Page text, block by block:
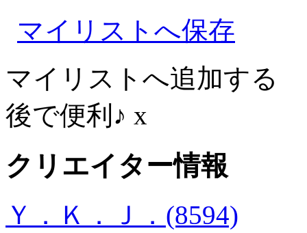
マイリストへ保存
マイリストへ追加する
後で便利♪ x
クリエイター情報
Ｙ．Ｋ．Ｊ．(8594)